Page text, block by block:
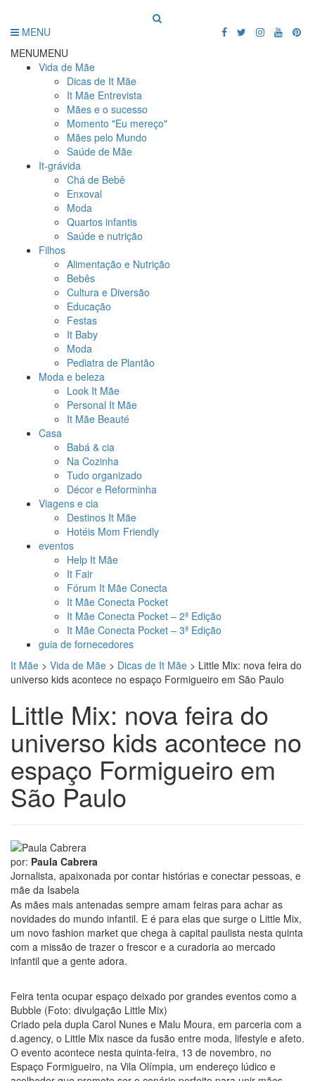
MENU
MENUMENU
Vida de Mãe
Dicas de It Mãe
It Mãe Entrevista
Mães e o sucesso
Momento "Eu mereço"
Mães pelo Mundo
Saúde de Mãe
It-grávida
Chá de Bebê
Enxoval
Moda
Quartos infantis
Saúde e nutrição
Filhos
Alimentação e Nutrição
Bebês
Cultura e Diversão
Educação
Festas
It Baby
Moda
Pediatra de Plantão
Moda e beleza
Look It Mãe
Personal It Mãe
It Mãe Beauté
Casa
Babá & cia
Na Cozinha
Tudo organizado
Décor e Reforminha
Viagens e cia
Destinos It Mãe
Hotéis Mom Friendly
eventos
Help It Mãe
It Fair
Fórum It Mãe Conecta
It Mãe Conecta Pocket
It Mãe Conecta Pocket – 2ª Edição
It Mãe Conecta Pocket – 3ª Edição
guia de fornecedores
It Mãe > Vida de Mãe > Dicas de It Mãe > Little Mix: nova feira do
universo kids acontece no espaço Formigueiro em São Paulo
Little Mix: nova feira do
universo kids acontece no
espaço Formigueiro em
São Paulo
por: Paula Cabrera
Jornalista, apaixonada por contar histórias e conectar pessoas, e
mãe da Isabela
As mães mais antenadas sempre amam feiras para achar as
novidades do mundo infantil. E é para elas que surge o Little Mix,
um novo fashion market que chega à capital paulista nesta quinta
com a missão de trazer o frescor e a curadoria ao mercado
infantil que a gente adora.
Feira tenta ocupar espaço deixado por grandes eventos como a
Bubble (Foto: divulgação Little Mix)
Criado pela dupla Carol Nunes e Malu Moura, em parceria com a
d.agency, o Little Mix nasce da fusão entre moda, lifestyle e afeto.
O evento acontece nesta quinta-feira, 13 de novembro, no
Espaço Formigueiro, na Vila Olímpia, um endereço lúdico e